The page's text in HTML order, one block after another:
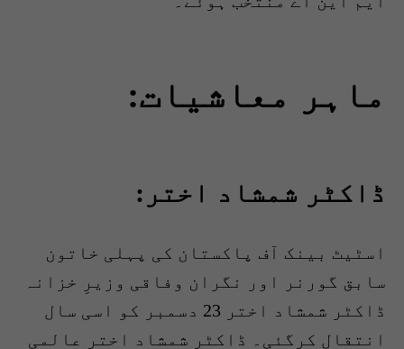
ماہر معاشیات:
ڈاکٹر شمشاد اختر:
اسٹیٹ بینک آف پاکستان کی پہلی خاتون
سابق گورنر اور نگران وفاقی وزیرِ خزانہ
ڈاکٹر شمشاد اختر 23 دسمبر کو اسی سال
انتقال کرگئی۔ ڈاکٹر شمشاد اختر عالمی